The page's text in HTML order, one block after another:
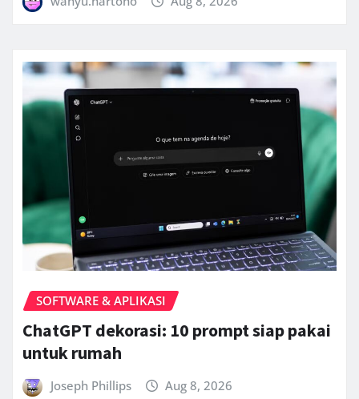
SOFTWARE & APLIKASI
ChatGPT dekorasi: 10 prompt siap pakai
untuk rumah
Joseph Phillips Aug 8, 2026